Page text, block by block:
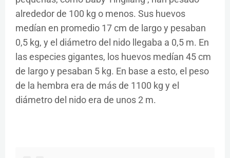
alrededor de 100 kg o menos. Sus huevos
medían en promedio 17 cm de largo y pesaban
0,5 kg, y el diámetro del nido llegaba a 0,5 m. En
las especies gigantes, los huevos medían 45 cm
de largo y pesaban 5 kg. En base a esto, el peso
de la hembra era de más de 1100 kg y el
diámetro del nido era de unos 2 m.